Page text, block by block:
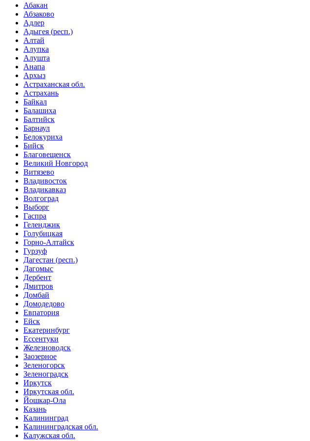
Абакан
Абзаково
Адлер
Адыгея (респ.)
Алтай
Алупка
Алушта
Анапа
Архыз
Астраханская обл.
Астрахань
Байкал
Балашиха
Балтийск
Барнаул
Белокуриха
Бийск
Благовещенск
Великий Новгород
Витязево
Владивосток
Владикавказ
Волгоград
Выборг
Гаспра
Геленджик
Голубицкая
Горно-Алтайск
Гурзуф
Дагестан (респ.)
Дагомыс
Дербент
Дмитров
Домбай
Домодедово
Евпатория
Ейск
Екатеринбург
Ессентуки
Железноводск
Заозерное
Зеленогорск
Зеленоградск
Иркутск
Иркутская обл.
Йошкар-Ола
Казань
Калининград
Калининградская обл.
Калужская обл.